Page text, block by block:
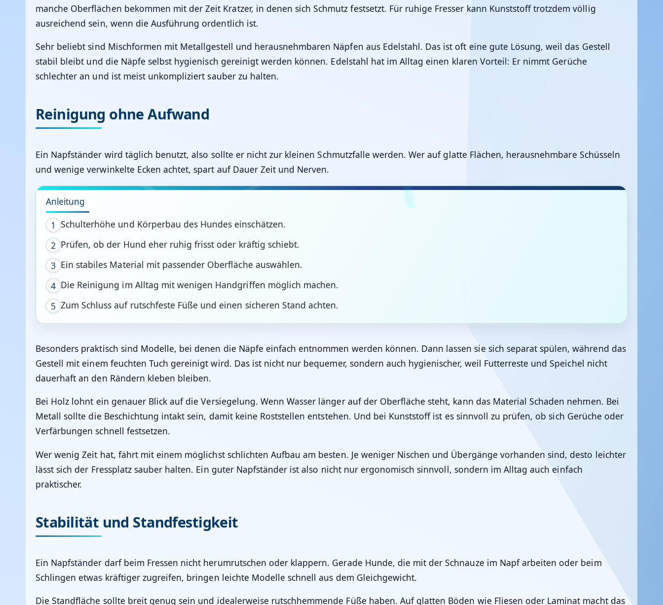
manche Oberflächen bekommen mit der Zeit Kratzer, in denen sich Schmutz festsetzt. Für ruhige Fresser kann Kunststoff trotzdem völlig
ausreichend sein, wenn die Ausführung ordentlich ist.
Sehr beliebt sind Mischformen mit Metallgestell und herausnehmbaren Näpfen aus Edelstahl. Das ist oft eine gute Lösung, weil das Gestell
stabil bleibt und die Näpfe selbst hygienisch gereinigt werden können. Edelstahl hat im Alltag einen klaren Vorteil: Er nimmt Gerüche
schlechter an und ist meist unkompliziert sauber zu halten.
Reinigung ohne Aufwand
Ein Napfständer wird täglich benutzt, also sollte er nicht zur kleinen Schmutzfalle werden. Wer auf glatte Flächen, herausnehmbare Schüsseln
und wenige verwinkelte Ecken achtet, spart auf Dauer Zeit und Nerven.
Anleitung
1 Schulterhöhe und Körperbau des Hundes einschätzen.
2 Prüfen, ob der Hund eher ruhig frisst oder kräftig schiebt.
3 Ein stabiles Material mit passender Oberfläche auswählen.
4 Die Reinigung im Alltag mit wenigen Handgriffen möglich machen.
5 Zum Schluss auf rutschfeste Füße und einen sicheren Stand achten.
Besonders praktisch sind Modelle, bei denen die Näpfe einfach entnommen werden können. Dann lassen sie sich separat spülen, während das
Gestell mit einem feuchten Tuch gereinigt wird. Das ist nicht nur bequemer, sondern auch hygienischer, weil Futterreste und Speichel nicht
dauerhaft an den Rändern kleben bleiben.
Bei Holz lohnt ein genauer Blick auf die Versiegelung. Wenn Wasser länger auf der Oberfläche steht, kann das Material Schaden nehmen. Bei
Metall sollte die Beschichtung intakt sein, damit keine Roststellen entstehen. Und bei Kunststoff ist es sinnvoll zu prüfen, ob sich Gerüche oder
Verfärbungen schnell festsetzen.
Wer wenig Zeit hat, fährt mit einem möglichst schlichten Aufbau am besten. Je weniger Nischen und Übergänge vorhanden sind, desto leichter
lässt sich der Fressplatz sauber halten. Ein guter Napfständer ist also nicht nur ergonomisch sinnvoll, sondern im Alltag auch einfach
praktischer.
Stabilität und Standfestigkeit
Ein Napfständer darf beim Fressen nicht herumrutschen oder klappern. Gerade Hunde, die mit der Schnauze im Napf arbeiten oder beim
Schlingen etwas kräftiger zugreifen, bringen leichte Modelle schnell aus dem Gleichgewicht.
Die Standfläche sollte breit genug sein und idealerweise rutschhemmende Füße haben. Auf glatten Böden wie Fliesen oder Laminat macht das